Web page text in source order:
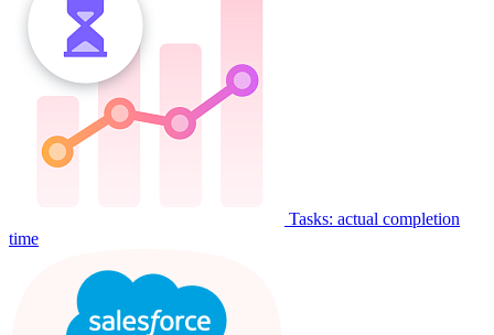
Tasks: actual completion
time